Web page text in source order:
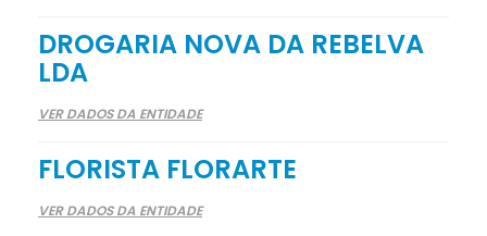
DROGARIA NOVA DA REBELVA
LDA
VER DADOS DA ENTIDADE
FLORISTA FLORARTE
VER DADOS DA ENTIDADE